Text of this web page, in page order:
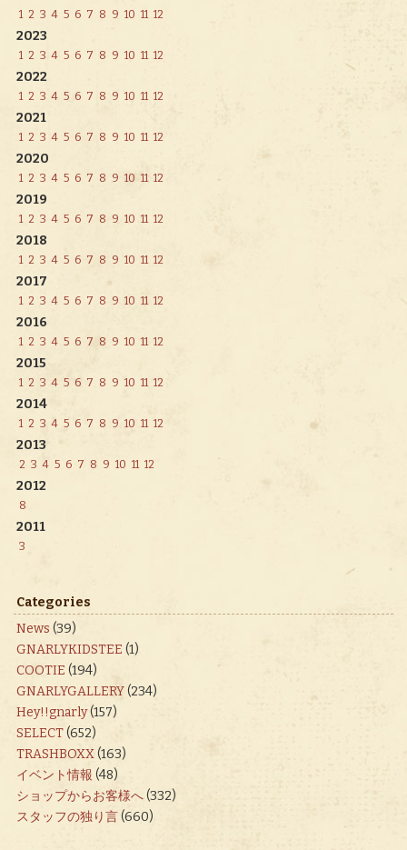
1 2 3 4 5 6 7 8 9 10 11 12
2023
1 2 3 4 5 6 7 8 9 10 11 12
2022
1 2 3 4 5 6 7 8 9 10 11 12
2021
1 2 3 4 5 6 7 8 9 10 11 12
2020
1 2 3 4 5 6 7 8 9 10 11 12
2019
1 2 3 4 5 6 7 8 9 10 11 12
2018
1 2 3 4 5 6 7 8 9 10 11 12
2017
1 2 3 4 5 6 7 8 9 10 11 12
2016
1 2 3 4 5 6 7 8 9 10 11 12
2015
1 2 3 4 5 6 7 8 9 10 11 12
2014
1 2 3 4 5 6 7 8 9 10 11 12
2013
2 3 4 5 6 7 8 9 10 11 12
2012
8
2011
3
Categories
News (39)
GNARLYKIDSTEE (1)
COOTIE (194)
GNARLYGALLERY(234)
Hey!!gnarly(157)
SELECT(652)
TRASHBOXX(163)
イベント情報 (48)
ショップからお客様へ(332)
スタッフの独り言(660)